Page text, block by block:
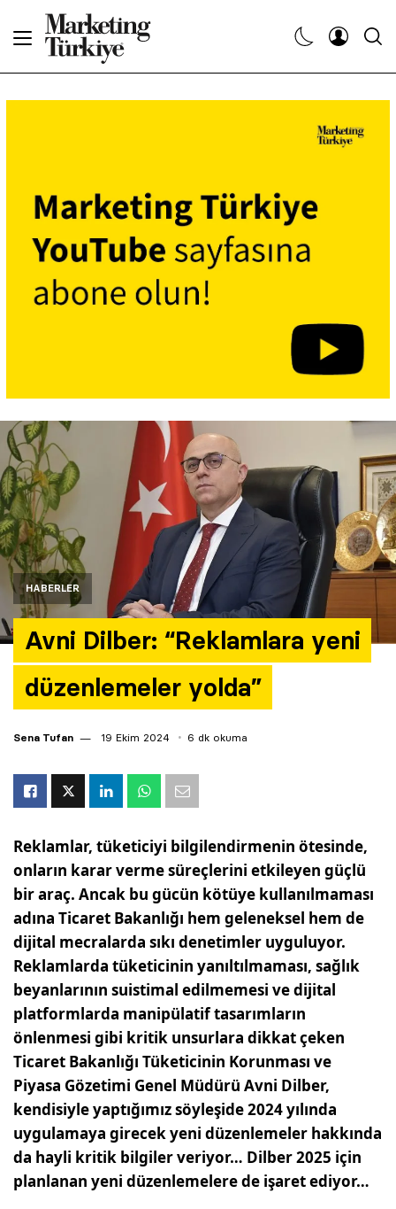
HABERLER
Avni Dilber: “Reklamlara yeni
düzenlemeler yolda”
Sena Tufan 19 Ekim 2024 6 dk okuma
Reklamlar, tüketiciyi bilgilendirmenin ötesinde,
onların karar verme süreçlerini etkileyen güçlü
bir araç. Ancak bu gücün kötüye kullanılmaması
adına Ticaret Bakanlığı hem geleneksel hem de
dijital mecralarda sıkı denetimler uyguluyor.
Reklamlarda tüketicinin yanıltılmaması, sağlık
beyanlarının suistimal edilmemesi ve dijital
platformlarda manipülatif tasarımların
önlenmesi gibi kritik unsurlara dikkat çeken
Ticaret Bakanlığı Tüketicinin Korunması ve
Piyasa Gözetimi Genel Müdürü Avni Dilber,
kendisiyle yaptığımız söyleşide 2024 yılında
uygulamaya girecek yeni düzenlemeler hakkında
da hayli kritik bilgiler veriyor… Dilber 2025 için
planlanan yeni düzenlemelere de işaret ediyor…
Dergiler
Etkinlikler
Araştırma